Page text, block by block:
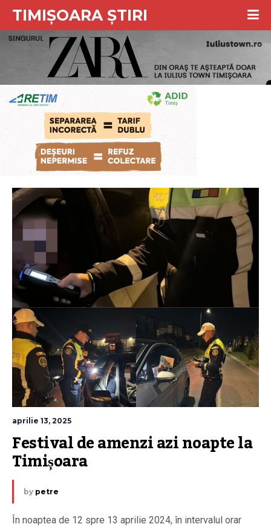
TIMIȘOARA ȘTIRI
aprilie 13, 2025
Festival de amenzi azi noapte la
Timișoara
by petre
În noaptea de 12 spre 13 aprilie 2024, în intervalul orar